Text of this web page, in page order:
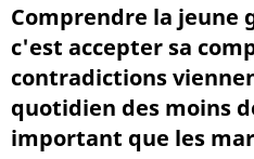
Comprendre la jeune
c'est accepter sa
contradictions
quotidien des moins
important que les